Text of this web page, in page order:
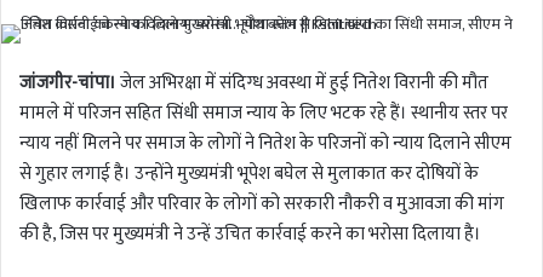
जांजगीर-चांपा। जेल अभिरक्षा में संदिग्ध अवस्था में हुई नितेश विरानी की मौत
मामले में परिजन सहित सिंधी समाज न्याय के लिए भटक रहे हैं। स्थानीय स्तर पर
न्याय नहीं मिलने पर समाज के लोगों ने नितेश के परिजनों को न्याय दिलाने सीएम
से गुहार लगाई है। उन्होंने मुख्यमंत्री भूपेश बघेल से मुलाकात कर दोषियों के
खिलाफ कार्रवाई और परिवार के लोगों को सरकारी नौकरी व मुआवजा की मांग
की है, जिस पर मुख्यमंत्री ने उन्हें उचित कार्रवाई करने का भरोसा दिलाया है।